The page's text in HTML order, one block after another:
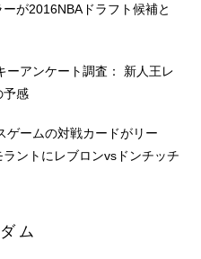
が2016NBAドラフト候補と
ーアンケート調査： 新人王レ
予感
ゲームの対戦カードがリー
ントにレブロンvsドンチッチ
ム